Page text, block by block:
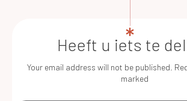
Heeft u iets te
Your email address will not be published.
marked